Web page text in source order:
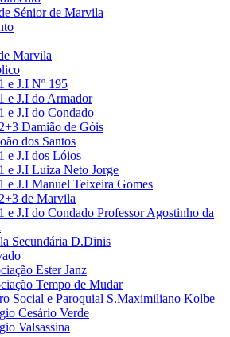
Sénior de Marvila
Marvila
e J.I Nº 195
e J.I do Armador
e J.I do Condado
Damião de Góis
dos Santos
e J.I dos Lóios
e J.I Luiza Neto Jorge
e J.I Manuel Teixeira Gomes
de Marvila
e J.I do Condado Professor Agostinho da
Secundária D.Dinis
Ester Janz
Tempo de Mudar
Social e Paroquial S.Maximiliano Kolbe
Cesário Verde
Valsassina